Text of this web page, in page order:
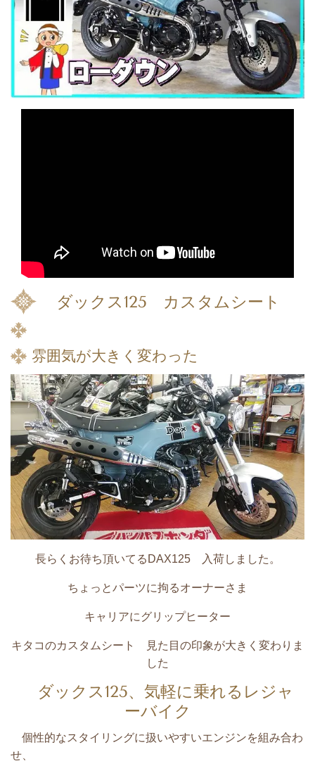
ダックス125 カスタムシート
雰囲気が大きく変わった
長らくお待ち頂いてるDAX125 入荷しました。
ちょっとパーツに拘るオーナーさま
キャリアにグリップヒーター
キタコのカスタムシート 見た目の印象が大きく変わりま
した
ダックス125、気軽に乗れるレジャ
ーバイク
個性的なスタイリングに扱いやすいエンジンを組み合わ
せ、